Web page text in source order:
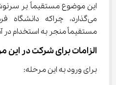
می‌گذارد، چراکه
مستقیماً منجر به استخدام در
الزامات برای شرکت در این
برای ورود به این مرحله: